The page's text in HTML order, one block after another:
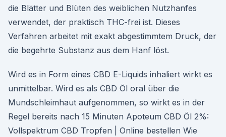
die Blätter und Blüten des weiblichen Nutzhanfes
verwendet, der praktisch THC-frei ist. Dieses
Verfahren arbeitet mit exakt abgestimmtem Druck, der
die begehrte Substanz aus dem Hanf löst.
Wird es in Form eines CBD E-Liquids inhaliert wirkt es
unmittelbar. Wird es als CBD Öl oral über die
Mundschleimhaut aufgenommen, so wirkt es in der
Regel bereits nach 15 Minuten Apoteum CBD Öl 2%:
Vollspektrum CBD Tropfen | Online bestellen Wie